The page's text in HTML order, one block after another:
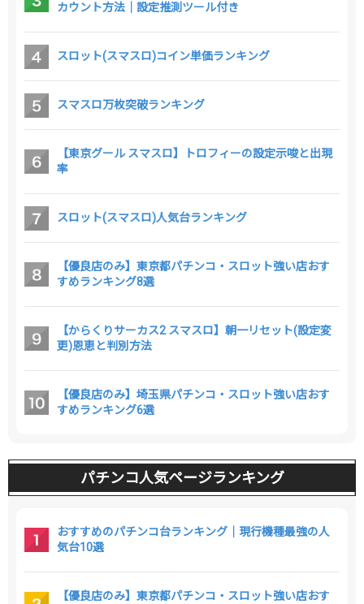
カウント方法｜設定推測ツール付き
スロット(スマスロ)コイン単価ランキング
スマスロ万枚突破ランキング
【東京グール スマスロ】トロフィーの設定示唆と出現
率
スロット(スマスロ)人気台ランキング
【優良店のみ】東京都パチンコ・スロット強い店おす
すめランキング8選
【からくりサーカス2 スマスロ】朝一リセット(設定変
更)恩恵と判別方法
【優良店のみ】埼玉県パチンコ・スロット強い店おす
すめランキング6選
パチンコ人気ページランキング
おすすめのパチンコ台ランキング｜現行機種最強の人
気台10選
【優良店のみ】東京都パチンコ・スロット強い店おす